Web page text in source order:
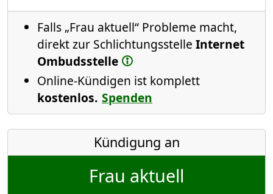
Falls „Frau aktuell“ Probleme macht,
direkt zur Schlichtungsstelle Internet
Ombudsstelle
Online-Kündigen ist komplett
kostenlos. Spenden
Kündigung an
Frau aktuell